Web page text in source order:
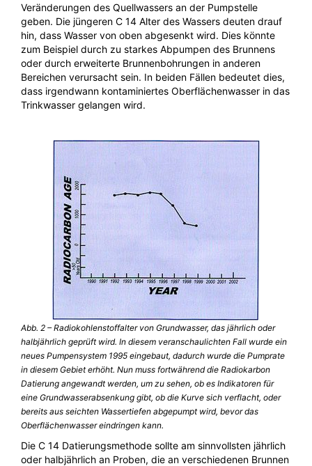
Veränderungen des Quellwassers an der Pumpstelle
geben. Die jüngeren C 14 Alter des Wassers deuten drauf
hin, dass Wasser von oben abgesenkt wird. Dies könnte
zum Beispiel durch zu starkes Abpumpen des Brunnens
oder durch erweiterte Brunnenbohrungen in anderen
Bereichen verursacht sein. In beiden Fällen bedeutet dies,
dass irgendwann kontaminiertes Oberflächenwasser in das
Trinkwasser gelangen wird.
Abb. 2 – Radiokohlenstoffalter von Grundwasser, das jährlich oder
halbjährlich geprüft wird. In diesem veranschaulichten Fall wurde ein
neues Pumpensystem 1995 eingebaut, dadurch wurde die Pumprate
in diesem Gebiet erhöht. Nun muss fortwährend die Radiokarbon
Datierung angewandt werden, um zu sehen, ob es Indikatoren für
eine Grundwasserabsenkung gibt, ob die Kurve sich verflacht, oder
bereits aus seichten Wassertiefen abgepumpt wird, bevor das
Oberflächenwasser eindringen kann.
Die C 14 Datierungsmethode sollte am sinnvollsten jährlich
oder halbjährlich an Proben, die an verschiedenen Brunnen